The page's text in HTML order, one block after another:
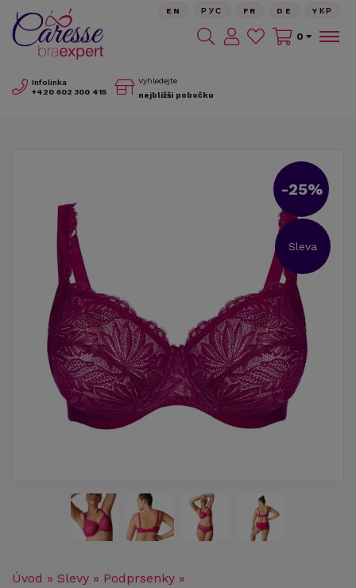
Infolinka
+420 602 300 415
Vyhledejte
nejbližší pobočku
EN РУС FR DE YКР
0
-25%
Sleva
Úvod » Slevy » Podprsenky »